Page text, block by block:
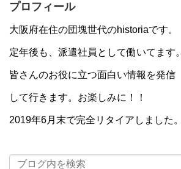
プロフィール
大阪府在住の団塊世代のhistoriaです。
定年後も、派遣社員として働いてます。
皆さんのお役に立つ面白い情報を発信
して行きます。お楽しみに！！
2019年6月末で完全リタイアしました。